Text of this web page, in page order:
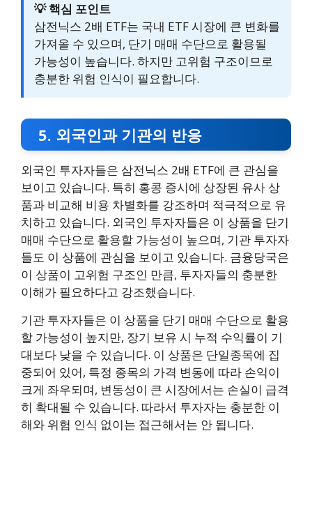
💡 핵심 포인트
삼전닉스 2배 ETF는 국내 ETF 시장에 큰 변화를
가져올 수 있으며, 단기 매매 수단으로 활용될
가능성이 높습니다. 하지만 고위험 구조이므로
충분한 위험 인식이 필요합니다.
5. 외국인과 기관의 반응
외국인 투자자들은 삼전닉스 2배 ETF에 큰 관심을
보이고 있습니다. 특히 홍콩 증시에 상장된 유사 상
품과 비교해 비용 차별화를 강조하며 적극적으로 유
치하고 있습니다. 외국인 투자자들은 이 상품을 단기
매매 수단으로 활용할 가능성이 높으며, 기관 투자자
들도 이 상품에 관심을 보이고 있습니다. 금융당국은
이 상품이 고위험 구조인 만큼, 투자자들의 충분한
이해가 필요하다고 강조했습니다.
기관 투자자들은 이 상품을 단기 매매 수단으로 활용
할 가능성이 높지만, 장기 보유 시 누적 수익률이 기
대보다 낮을 수 있습니다. 이 상품은 단일종목에 집
중되어 있어, 특정 종목의 가격 변동에 따라 손익이
크게 좌우되며, 변동성이 큰 시장에서는 손실이 급격
히 확대될 수 있습니다. 따라서 투자자는 충분한 이
해와 위험 인식 없이는 접근해서는 안 됩니다.